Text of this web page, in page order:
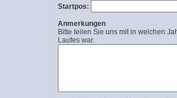
Startpos:
Anmerkungen
Bitte teilen Sie uns mit in welchen
Laufes war.